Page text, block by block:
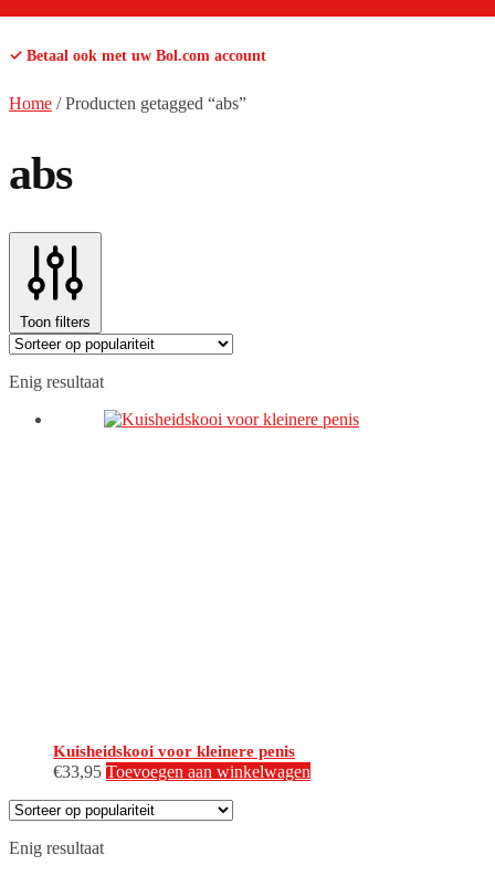
✓ Betaal ook met uw Bol.com account
Home /Producten getagged “abs”
abs
Toon filters
Enig resultaat
Kuisheidskooi voor kleinere penis
€33,95 Toevoegen aan winkelwagen
Enig resultaat